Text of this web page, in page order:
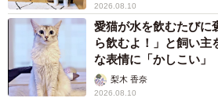
2026.08.10
愛猫が水を飲むたび
ら飲むよ！」と飼い
な表情に「かしこい」
梨木 香奈
2026.08.10